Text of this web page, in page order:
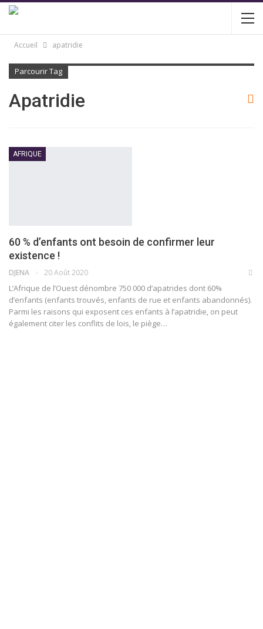
Accueil apatridie
Parcourir Tag
Apatridie
AFRIQUE
60 % d’enfants ont besoin de confirmer leur
existence !
DJENA 20 Août 2020
L’Afrique de l’Ouest dénombre 750 000 d’apatrides dont 60%
d’enfants (enfants trouvés, enfants de rue et enfants abandonnés).
Parmi les raisons qui exposent ces enfants à l’apatridie, on peut
également citer les conflits de lois, le piège…